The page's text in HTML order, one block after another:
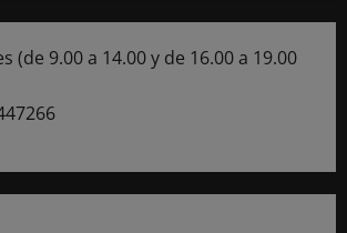
(de 9.00 a 14.00 y de 16.00 a 19.00